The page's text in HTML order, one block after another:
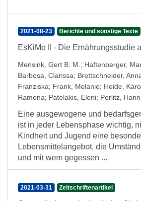
2021-08-23 Berichte und sonstige Texte
EsKiMo II - Die Ernährungsstudie
Mensink, Gert B. M. ; Haftenberger,
Barbosa, Clarissa; Brettschneider,
Franziska; Frank, Melanie; Heide,
Ramona; Patelakis, Eleni; Perlitz,
Eine ausgewogene und
ist in jeder Lebensphase wichtig,
Kindheit und Jugend eine
Lebensmittelangebot, die
und mit wem gegessen ...
2021-03-31 Zeitschriftenartikel